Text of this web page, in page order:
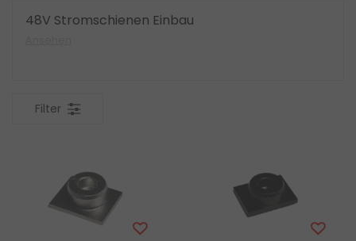
48V Stromschienen Einbau
Filter